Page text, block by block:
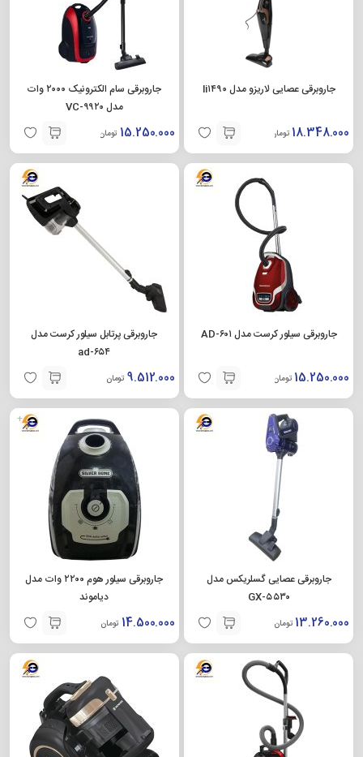
جاروبرقی عصایی لاریزو مدل li۱۴۹۰
18.348.000 تومان
جاروبرقی سام الکترونیک ۲۰۰۰ وات
مدل VC-۹۹۲۰
15.250.000 تومان
جاروبرقی سیلور کرست مدل AD-۶۰۱
15.250.000 تومان
جاروبرقی پرتابل سیلور کرست مدل
ad-۶۵۴
9.512.000 تومان
جاروبرقی عصایی گسلریکس مدل
GX-۵۵۳۰
13.260.000 تومان
+
جاروبرقی سیلور هوم ۲۲۰۰ وات مدل
دیاموند
14.500.000 تومان